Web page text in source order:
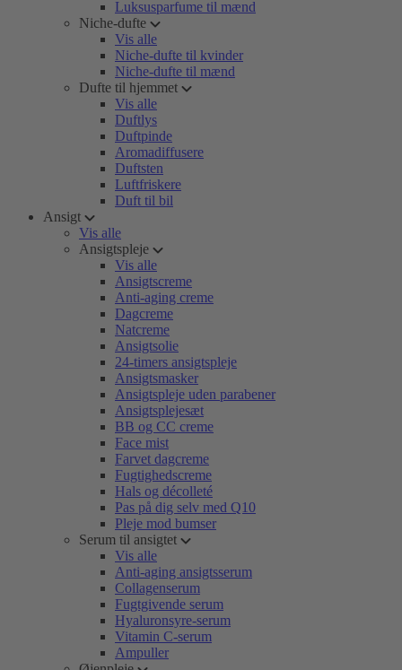
Luksusparfume til mænd
Niche-dufte
Vis alle
Niche-dufte til kvinder
Niche-dufte til mænd
Dufte til hjemmet
Vis alle
Duftlys
Duftpinde
Aromadiffusere
Duftsten
Luftfriskere
Duft til bil
Ansigt
Vis alle
Ansigtspleje
Vis alle
Ansigtscreme
Anti-aging creme
Dagcreme
Natcreme
Ansigtsolie
24-timers ansigtspleje
Ansigtsmasker
Ansigtspleje uden parabener
Ansigtsplejesæt
BB og CC creme
Face mist
Farvet dagcreme
Fugtighedscreme
Hals og décolleté
Pas på dig selv med Q10
Pleje mod bumser
Serum til ansigtet
Vis alle
Anti-aging ansigtsserum
Collagenserum
Fugtgivende serum
Hyaluronsyre-serum
Vitamin C-serum
Ampuller